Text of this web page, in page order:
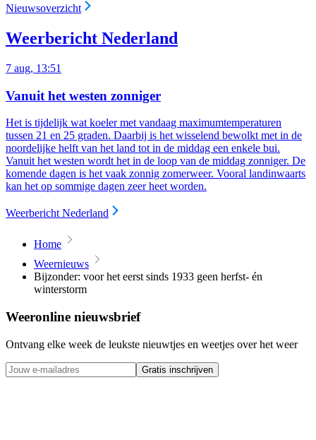
Nieuwsoverzicht
Weerbericht Nederland
7 aug, 13:51
Vanuit het westen zonniger
Het is tijdelijk wat koeler met vandaag maximumtemperaturen
tussen 21 en 25 graden. Daarbij is het wisselend bewolkt met in de
noordelijke helft van het land tot in de middag een enkele bui.
Vanuit het westen wordt het in de loop van de middag zonniger. De
komende dagen is het vaak zonnig zomerweer. Vooral landinwaarts
kan het op sommige dagen zeer heet worden.
Weerbericht Nederland
Home
Weernieuws
Bijzonder: voor het eerst sinds 1933 geen herfst- én
winterstorm
Weeronline nieuwsbrief
Ontvang elke week de leukste nieuwtjes en weetjes over het weer
Gratis inschrijven